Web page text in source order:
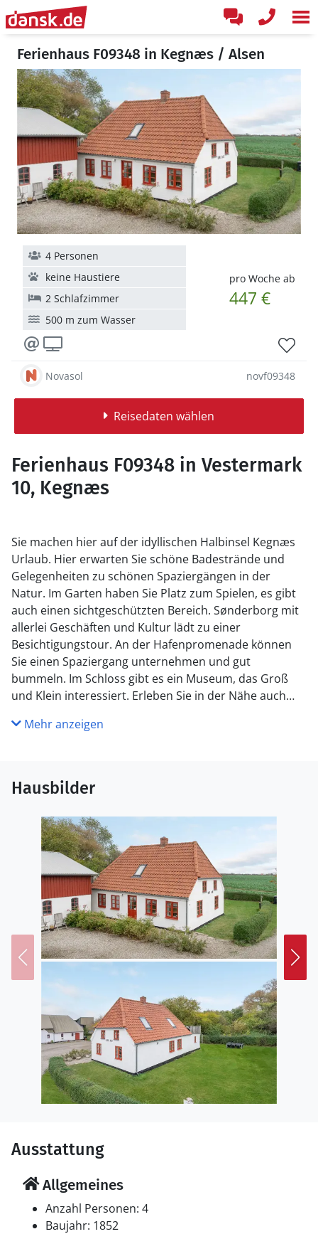
Ferienhaus F09348 in Kegnæs / Alsen
pro Woche ab
447 €
4 Personen
keine Haustiere
2 Schlafzimmer
500 m zum Wasser
Novasol novf09348
Reisedaten wählen
Ferienhaus F09348 in Vestermark
10, Kegnæs
Sie machen hier auf der idyllischen Halbinsel Kegnæs
Urlaub. Hier erwarten Sie schöne Badestrände und
Gelegenheiten zu schönen Spaziergängen in der
Natur. Im Garten haben Sie Platz zum Spielen, es gibt
auch einen sichtgeschützten Bereich. Sønderborg mit
allerlei Geschäften und Kultur lädt zu einer
Besichtigungstour. An der Hafenpromenade können
Sie einen Spaziergang unternehmen und gut
bummeln. Im Schloss gibt es ein Museum, das Groß
und Klein interessiert. Erleben Sie in der Nähe auch
Geschichte und eine schöne Natur. Im Norden liegen
lernen.
Mehr anzeigen
Hausbilder
Ausstattung
Allgemeines
Anzahl Personen: 4
Baujahr: 1852